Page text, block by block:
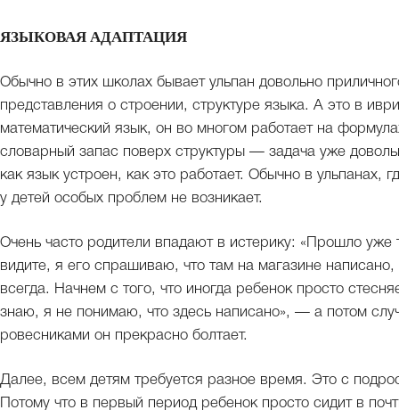
ЯЗЫКОВАЯ АДАПТАЦИЯ
Обычно в этих школах бывает ульпан довольно
представления о строении, структуре языка. А это в
математический язык, он во многом работает на
словарный запас поверх структуры — задача уже
как язык устроен, как это работает. Обычно в ульпанах,
у детей особых проблем не возникает.
Очень часто родители впадают в истерику: «Прошло
видите, я его спрашиваю, что там на магазине
всегда. Начнем с того, что иногда ребенок просто
знаю, я не понимаю, что здесь написано», — а потом
ровесниками он прекрасно болтает.
Далее, всем детям требуется разное время. Это с
Потому что в первый период ребенок просто сидит в